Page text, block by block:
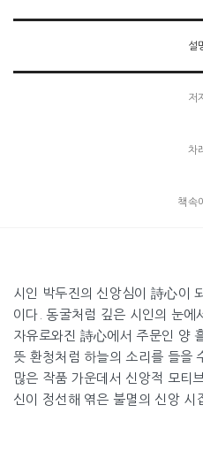
설
저
차례
책속
시인 박두진의 신앙심이 詩心이
이다. 동굴처럼 깊은 시인의 눈에
자유로와진 詩心에서 주문인 양
뜻 환청처럼 하늘의 소리를 들을
많은 작품 가운데서 신앙적 모티
신이 정선해 엮은 불멸의 신앙 시